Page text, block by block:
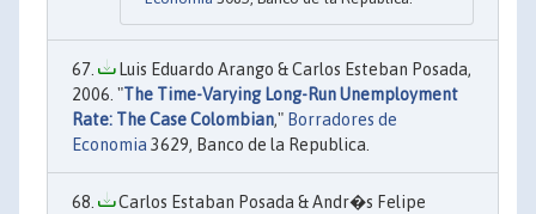
Luis Eduardo Arango & Carlos Esteban Posada,
2006. "The Time-Varying Long-Run Unemployment
Rate: The Case Colombian," Borradores de
Economia 3629, Banco de la Republica.
Carlos Estaban Posada & Andr�s Felipe